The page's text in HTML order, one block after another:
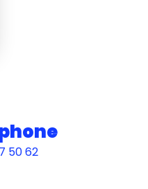
50 62